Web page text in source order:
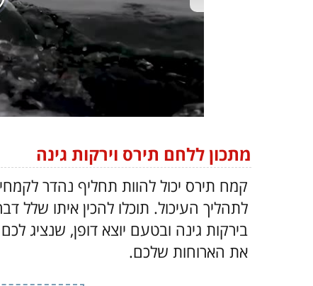
מתכון ללחם תירס וירקות גינה
קמח תירס יכול להוות תחליף נהדר
לתהליך העיכול. תוכלו להכין איתו
בירקות גינה ובטעם יוצא דופן, שנציג
את הארוחות שלכם.